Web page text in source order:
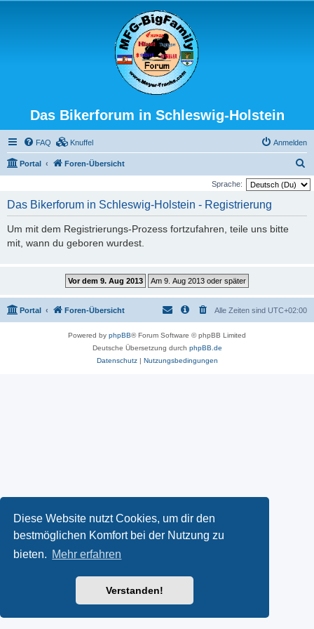
Diese Website nutzt Cookies, um dir den
bestmöglichen Komfort bei der Nutzung zu
bieten. Mehr erfahren
Verstanden!
Das Bikerforum in Schleswig-Holstein
FAQ Knuffel Anmelden
Portal Foren-Übersicht
u
Sprache:
Das Bikerforum in Schleswig-Holstein - Registrierung
Um mit dem Registrierungs-Prozess fortzufahren, teile uns bitte
mit, wann du geboren wurdest.
Portal Foren-Übersicht Alle Zeiten sind UTC+02:00
Powered by phpBB® Forum Software © phpBB Limited
Deutsche Übersetzung durch phpBB.de
Datenschutz| Nutzungsbedingungen